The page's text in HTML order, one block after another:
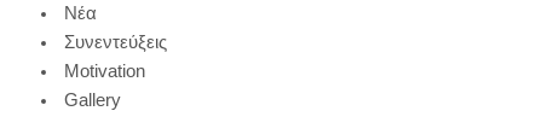
Νέα
Συνεντεύξεις
Motivation
Gallery